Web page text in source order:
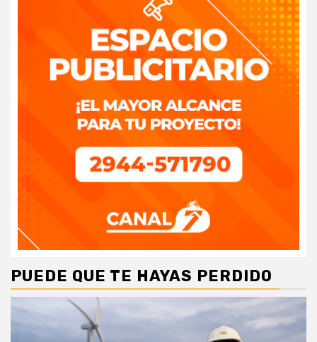
PUEDE QUE TE HAYAS PERDIDO